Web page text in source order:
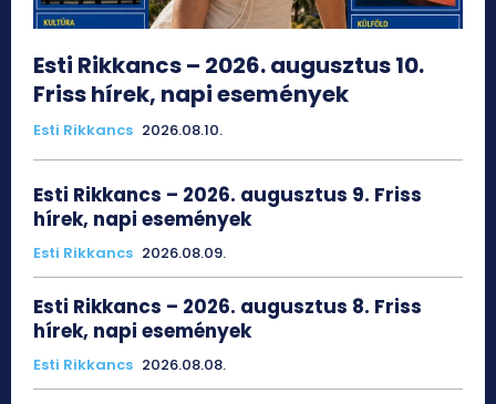
Esti Rikkancs – 2026. augusztus 10.
Friss hírek, napi események
Esti Rikkancs 2026.08.10.
Esti Rikkancs – 2026. augusztus 9. Friss
hírek, napi események
Esti Rikkancs 2026.08.09.
Esti Rikkancs – 2026. augusztus 8. Friss
hírek, napi események
Esti Rikkancs 2026.08.08.